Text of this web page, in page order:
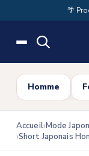
Skip to main content
🌴
Homme
Accueil Mode
Short Japonais